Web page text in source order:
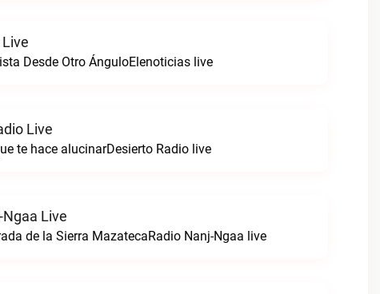
Desde Otro ÁnguloElenoticias live
Live
te hace alucinarDesierto Radio live
Ngaa Live
de la Sierra MazatecaRadio Nanj-Ngaa live